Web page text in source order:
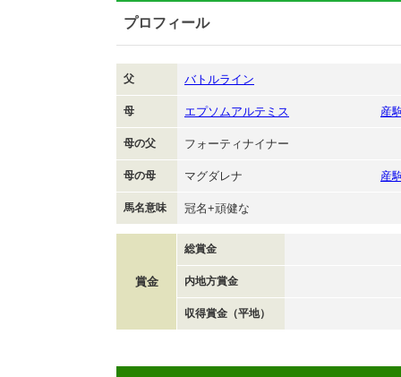
プロフィール
父 バトルライン
母 エプソムアルテミス 産
母の父 フォーティナイナー
母の母 マグダレナ 産
馬名意味 冠名+頑健な
賞金
総賞金
内地方賞金
収得賞金（平地）